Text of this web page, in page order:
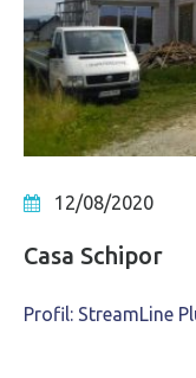
12/08/2020
Casa Schipor
Profil: StreamLine